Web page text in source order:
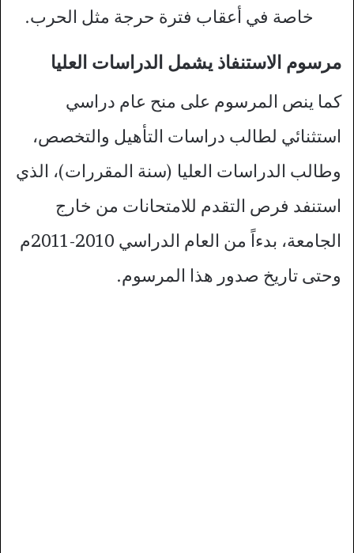
خاصة في أعقاب فترة حرجة مثل الحرب.
مرسوم الاستنفاذ يشمل الدراسات العليا
كما ينص المرسوم على منح عام دراسي
استثنائي لطالب دراسات التأهيل والتخصص،
وطالب الدراسات العليا (سنة المقررات)، الذي
استنفد فرص التقدم للامتحانات من خارج
الجامعة، بدءاً من العام الدراسي 2010-2011م
وحتى تاريخ صدور هذا المرسوم.